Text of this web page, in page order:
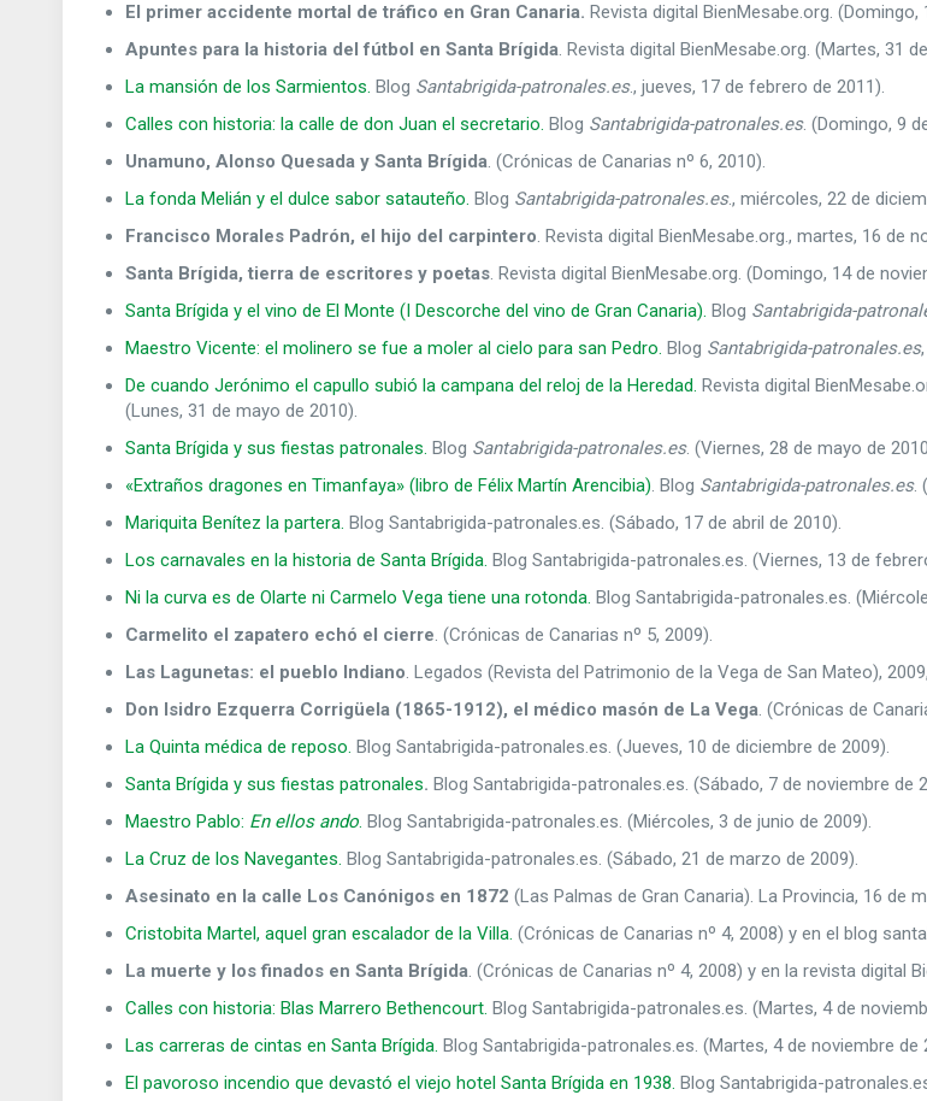
El primer accidente mortal de tráfico en Gran Canaria.Revista digital BienMesabe.org. (Domingo,
Apuntes para la historia del fútbol en Santa Brígida. Revista digital BienMesabe.org. (Martes, 31
La mansión de los Sarmientos. Blog Santabrigida-patronales.es., jueves, 17 de febrero de 2011).
Calles con historia: la calle de don Juan el secretario. Blog Santabrigida-patronales.es. (Domingo, 9
Unamuno, Alonso Quesada y Santa Brígida. (Crónicas de Canarias nº 6, 2010).
La fonda Melián y el dulce sabor satauteño. Blog Santabrigida-patronales.es., miércoles, 22 de
Francisco Morales Padrón, el hijo del carpintero. Revista digital BienMesabe.org., martes, 16 de
Santa Brígida, tierra de escritores y poetas. Revista digital BienMesabe.org. (Domingo, 14 de
Santa Brígida y el vino de El Monte (I Descorche del vino de Gran Canaria). Blog Santabrigida-
Maestro Vicente: el molinero se fue a moler al cielo para san Pedro. Blog Santabrigida-patronales.es
De cuando Jerónimo el capullo subió la campana del reloj de la Heredad. Revista digital
(Lunes, 31 de mayo de 2010).
Santa Brígida y sus fiestas patronales. Blog Santabrigida-patronales.es. (Viernes, 28 de mayo de
«Extraños dragones en Timanfaya» (libro de Félix Martín Arencibia). Blog Santabrigida-patronales.es.
Mariquita Benítez la partera. Blog Santabrigida-patronales.es. (Sábado, 17 de abril de 2010).
Los carnavales en la historia de Santa Brígida. Blog Santabrigida-patronales.es. (Viernes, 13 de
Ni la curva es de Olarte ni Carmelo Vega tiene una rotonda.Blog Santabrigida-patronales.es.
Carmelito el zapatero echó el cierre. (Crónicas de Canarias nº 5, 2009).
Las Lagunetas: el pueblo Indiano. Legados (Revista del Patrimonio de la Vega de San Mateo),
Don Isidro Ezquerra Corrigüela (1865-1912), el médico masón de La Vega. (Crónicas de
La Quinta médica de reposo. Blog Santabrigida-patronales.es. (Jueves, 10 de diciembre de 2009).
Santa Brígida y sus fiestas patronales.Blog Santabrigida-patronales.es. (Sábado, 7 de noviembre de
Maestro Pablo: En ellos ando. Blog Santabrigida-patronales.es. (Miércoles, 3 de junio de 2009).
La Cruz de los Navegantes. Blog Santabrigida-patronales.es. (Sábado, 21 de marzo de 2009).
Asesinato en la calle Los Canónigos en 1872 (Las Palmas de Gran Canaria). La Provincia, 16 de
Cristobita Martel, aquel gran escalador de la Villa. (Crónicas de Canarias nº 4, 2008) y en el blog
La muerte y los finados en Santa Brígida. (Crónicas de Canarias nº 4, 2008) y en la revista digital
Calles con historia: Blas Marrero Bethencourt.Blog Santabrigida-patronales.es. (Martes, 4 de
Las carreras de cintas en Santa Brígida.Blog Santabrigida-patronales.es. (Martes, 4 de noviembre de
El pavoroso incendio que devastó el viejo hotel Santa Brígida en 1938. Blog Santabrigida-